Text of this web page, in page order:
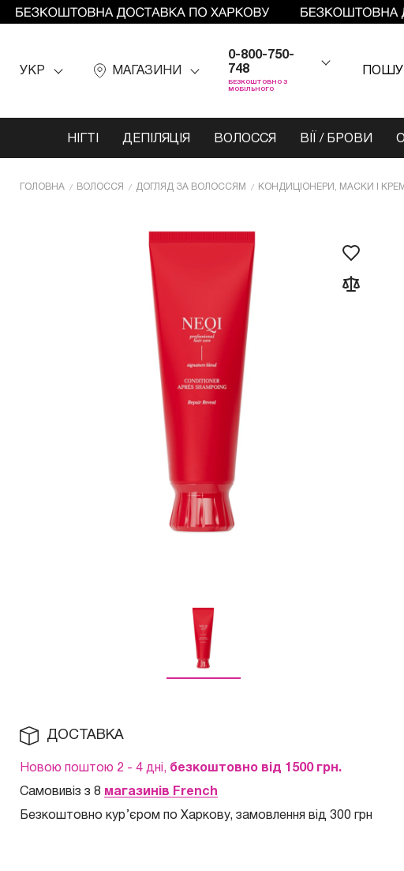
УКР МАГАЗИНИ
0-800-750-
748
БЕЗКОШТОВНО З
МОБІЛЬНОГО
НІГТІ ДЕПІЛЯЦІЯ ВОЛОССЯ ВІЇ / БРОВИ
ГОЛОВНА ВОЛОССЯ ДОГЛЯД ЗА ВОЛОССЯМ КОНДИЦІОНЕРИ, МАСКИ І
ДОСТАВКА
Новою поштою 2 - 4 дні, безкоштовно від 1500 грн.
Самовивіз з 8 магазинів French
Безкоштовно кур’єром по Харкову, замовлення від 300 грн